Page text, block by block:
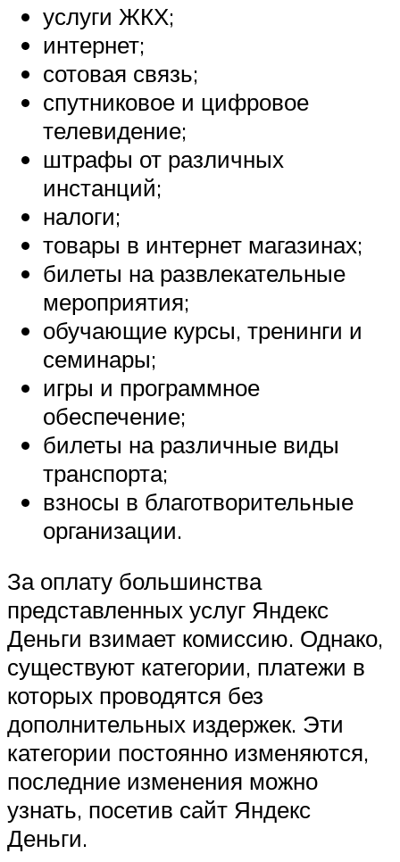
услуги ЖКХ;
интернет;
сотовая связь;
спутниковое и цифровое
телевидение;
штрафы от различных
инстанций;
налоги;
товары в интернет магазинах;
билеты на развлекательные
мероприятия;
обучающие курсы, тренинги и
семинары;
игры и программное
обеспечение;
билеты на различные виды
транспорта;
взносы в благотворительные
организации.
За оплату большинства
представленных услуг Яндекс
Деньги взимает комиссию. Однако,
существуют категории, платежи в
которых проводятся без
дополнительных издержек. Эти
категории постоянно изменяются,
последние изменения можно
узнать, посетив сайт Яндекс
Деньги.